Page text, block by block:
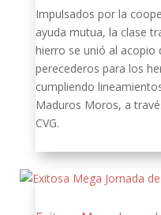
Impulsados por la
ayuda mutua, la clase
hierro se unió al acopio
perecederos para los
cumpliendo
Maduros Moros, a
CVG.